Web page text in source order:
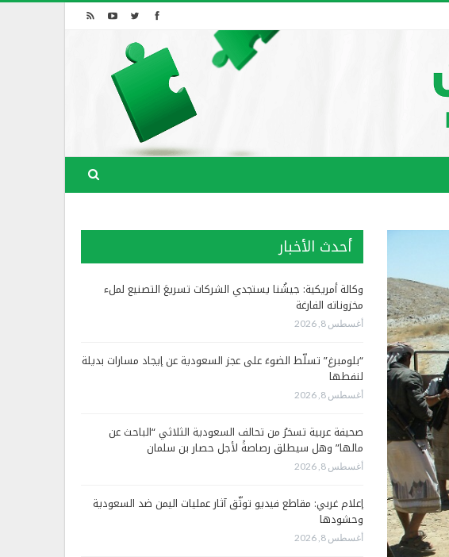
أحدث الأخبار
وكالة أمريكية: جيشُنا يستجدي الشركات تسريعَ التصنيع لملء
مخزوناته الفارغة
أغسطس 8, 2026
“بلومبرغ” تسلّط الضوءَ على عجز السعودية عن إيجاد مسارات بديلة
لنفطها
أغسطس 8, 2026
صحيفة عربية تسخرُ من تحالف السعودية الثلاثي “الباحث عن
مالها” وهل سيطلق رصاصةً لأجل حصار بن سلمان
أغسطس 8, 2026
إعلام غربي: مقاطع فيديو توثّق آثار عمليات اليمن ضد السعودية
وحشودها
أغسطس 8, 2026